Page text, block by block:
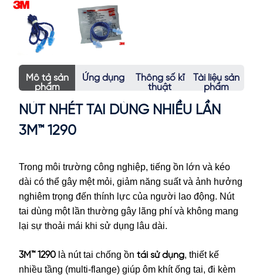
Mô tả sản
phẩm
Ứng dụng
Thông số kĩ
thuật
Tài liệu sản
phẩm
NÚT NHÉT TAI DÙNG NHIỀU LẦN
3M™ 1290
Trong môi trường công nghiệp, tiếng ồn lớn và kéo
dài có thể gây mệt mỏi, giảm năng suất và ảnh hưởng
nghiêm trọng đến thính lực của người lao động. Nút
tai dùng một lần thường gây lãng phí và không mang
lại sự thoải mái khi sử dụng lâu dài.
3M™ 1290 là nút tai chống ồn tái sử dụng, thiết kế
nhiều tầng (multi-flange) giúp ôm khít ống tai, đi kèm